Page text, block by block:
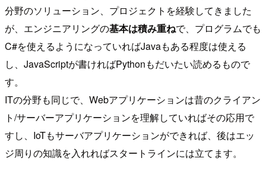
分野のソリューション、プロジェクトを経験してきました
が、エンジニアリングの基本は積み重ねで、プログラムでも
C#を使えるようになっていればJavaもある程度は使える
し、JavaScriptが書ければPythonもだいたい読めるもので
す。
ITの分野も同じで、Webアプリケーションは昔のクライアン
ト/サーバーアプリケーションを理解していればその応用で
すし、IoTもサーバアプリケーションができれば、後はエッ
ジ周りの知識を入れればスタートラインには立てます。